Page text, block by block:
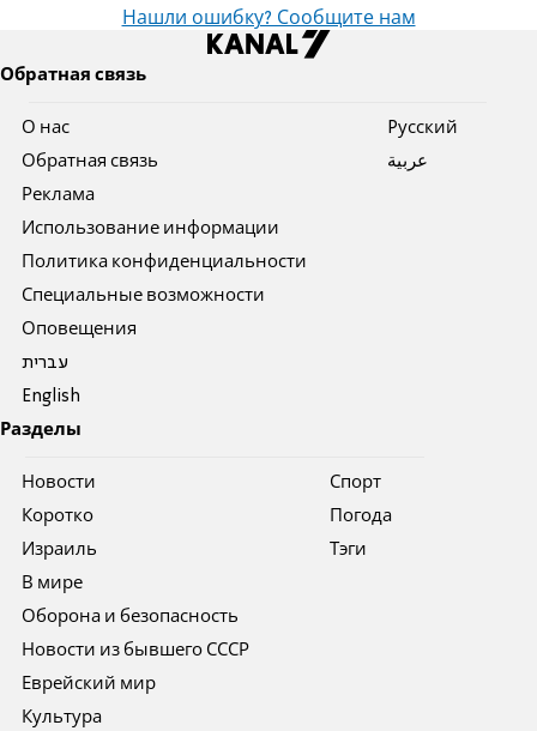
Нашли ошибку? Сообщите нам
Обратная связь
О нас
Обратная связь
Реклама
Использование информации
Политика конфиденциальности
Специальные возможности
Оповещения
עברית
English
Pусский
عربية
Разделы
Новости
Коротко
Израиль
В мире
Оборона и безопасность
Новости из бывшего СССР
Еврейский мир
Культура
Спорт
Погода
Тэги